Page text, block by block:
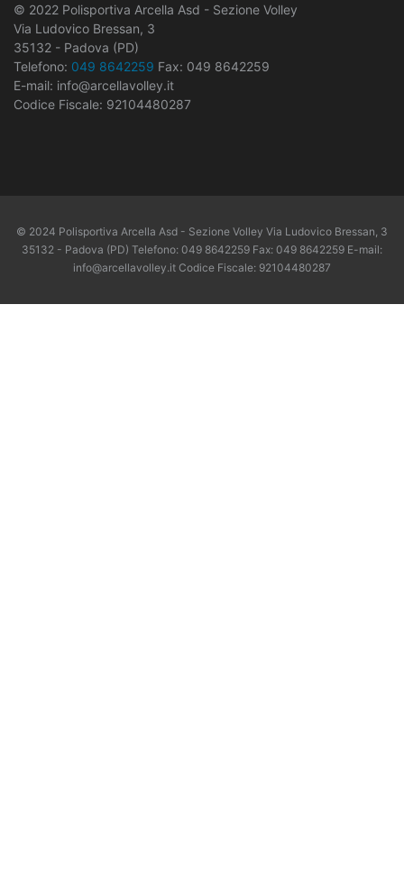
© 2022 Polisportiva Arcella Asd - Sezione Volley
Via Ludovico Bressan, 3
35132 - Padova (PD)
Telefono: 049 8642259 Fax: 049 8642259
E-mail: info@arcellavolley.it
Codice Fiscale: 92104480287
© 2024 Polisportiva Arcella Asd - Sezione Volley Via Ludovico Bressan, 3
35132 - Padova (PD) Telefono: 049 8642259 Fax: 049 8642259 E-mail:
info@arcellavolley.it Codice Fiscale: 92104480287